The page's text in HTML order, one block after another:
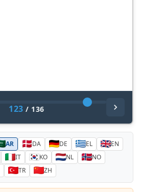
123 / 136
AR DA DE EL
EN
IT KO NL
NO
TR ZH